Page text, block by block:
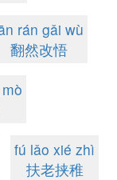
rán gǎi wù
翻然改悟
fú lǎo xié zhì
扶老挟稚